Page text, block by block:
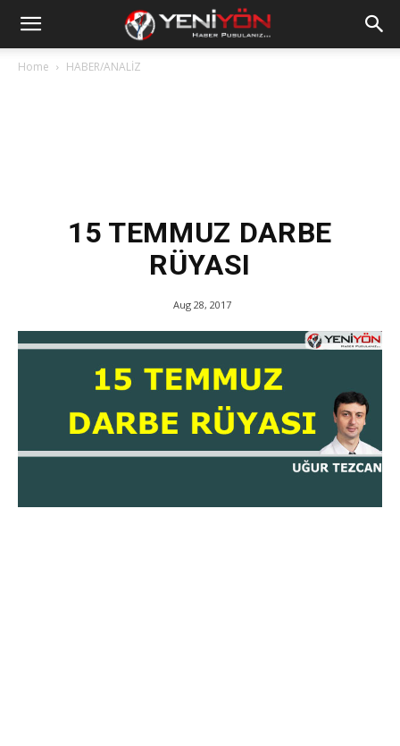
Home HABER/ANALİZ
15 TEMMUZ DARBE
RÜYASI
Aug 28, 2017